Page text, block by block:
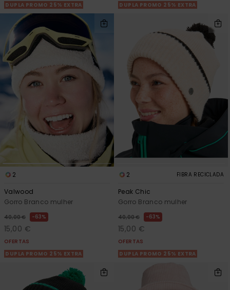
DUPLA PROMO 25% EXTRA
DUPLA PROMO 25% EXTRA
2
Valwood
Gorro Branco mulher
40,00 € 63%
15,00 €
OFERTAS
DUPLA PROMO 25% EXTRA
2 FIBRA RECICLADA
Peak Chic
Gorro Branco mulher
40,00 € 63%
15,00 €
OFERTAS
DUPLA PROMO 25% EXTRA